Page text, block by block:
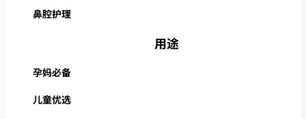
鼻腔护理
用途
孕妈必备
儿童优选